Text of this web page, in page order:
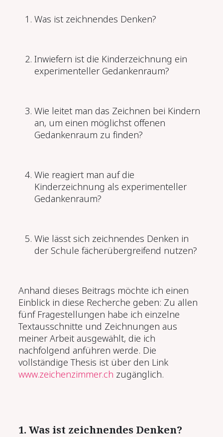
Was ist zeichnendes Denken?
Inwiefern ist die Kinderzeichnung ein
experimenteller Gedankenraum?
Wie leitet man das Zeichnen bei Kindern
an, um einen möglichst offenen
Gedankenraum zu finden?
Wie reagiert man auf die
Kinderzeichnung als experimenteller
Gedankenraum?
Wie lässt sich zeichnendes Denken in
der Schule fächerübergreifend nutzen?
Anhand dieses Beitrags möchte ich einen
Einblick in diese Recherche geben: Zu allen
fünf Fragestellungen habe ich einzelne
Textausschnitte und Zeichnungen aus
meiner Arbeit ausgewählt, die ich
nachfolgend anführen werde. Die
vollständige Thesis ist über den Link
www.zeichenzimmer.ch zugänglich.
1. Was ist zeichnendes Denken?